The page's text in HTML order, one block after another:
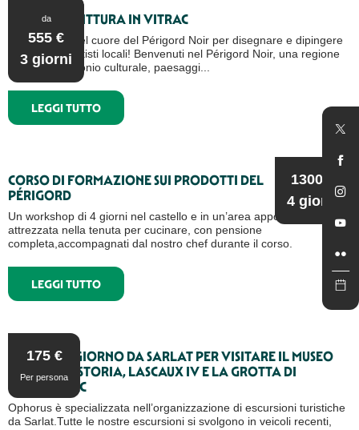
da
555 €
3 giorni
DISEGNO E PITTURA IN VITRAC
Soggiornate nel cuore del Périgord Noir per disegnare e dipingere
insieme agli artisti locali! Benvenuti nel Périgord Noir, una regione
ricca di patrimonio culturale, paesaggi...
LEGGI TUTTO
1300
4 giorni
CORSO DI FORMAZIONE SUI PRODOTTI DEL
PÉRIGORD
Un workshop di 4 giorni nel castello e in un’area appositamente
attrezzata nella tenuta per cucinare, con pensione
completa,accompagnati dal nostro chef durante il corso.
LEGGI TUTTO
175 €
Per persona
GITA DI UN GIORNO DA SARLAT PER VISITARE IL MUSEO
DELLA PREISTORIA, LASCAUX IV E LA GROTTA DI
ROUFFIGNAC
Ophorus è specializzata nell’organizzazione di escursioni turistiche
da Sarlat.Tutte le nostre escursioni si svolgono in veicoli recenti,